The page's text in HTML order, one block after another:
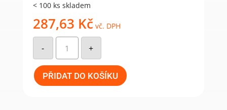
< 100 ks skladem
287,63 Kč vč. DPH
-
Galvinicky
pozinkovaná
natloukací
hmoždinka
se
zápus.
nákružkem
a
+
PŘIDAT DO KOŠÍKU